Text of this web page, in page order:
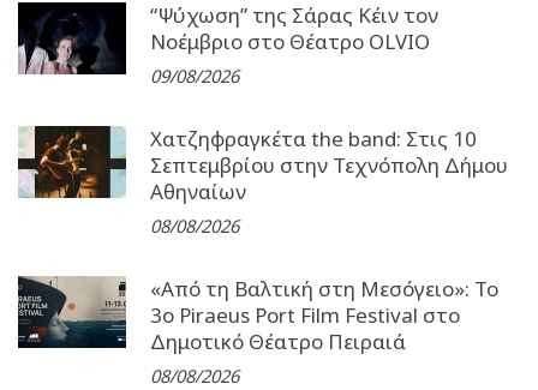
“Ψύχωση” της Σάρας Κέιν τον
Νοέμβριο στο Θέατρο OLVIO
09/08/2026
Χατζηφραγκέτα the band: Στις 10
Σεπτεμβρίου στην Τεχνόπολη Δήμου
Αθηναίων
08/08/2026
«Από τη Βαλτική στη Μεσόγειο»: Το
3o Piraeus Port Film Festival στο
Δημοτικό Θέατρο Πειραιά
08/08/2026